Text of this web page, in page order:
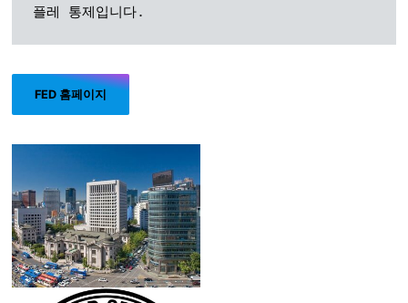
플레 통제입니다.
FED 홈페이지